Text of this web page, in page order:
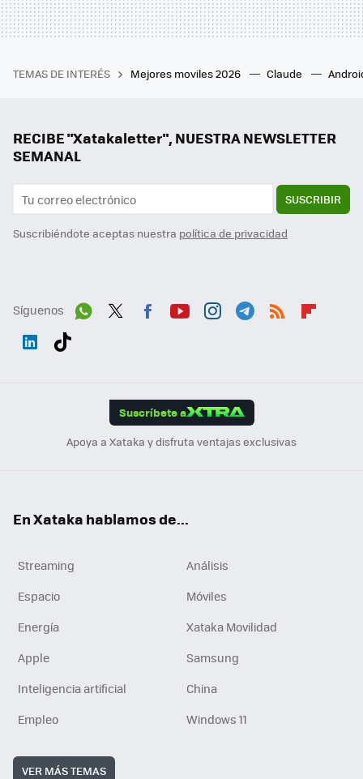
TEMAS DE INTERÉS Mejores moviles 2026 Claude
RECIBE "Xatakaletter", NUESTRA NEWSLETTER
SEMANAL
SUSCRIBIR
Suscribiéndote aceptas nuestra política de privacidad
Síguenos
Suscríbete a
Apoya a Xataka y disfruta ventajas exclusivas
En Xataka hablamos de...
Streaming
Análisis
Espacio
Móviles
Energía
Xataka Movilidad
Apple
Samsung
Inteligencia artificial
China
Empleo
Windows 11
VER MÁS TEMAS